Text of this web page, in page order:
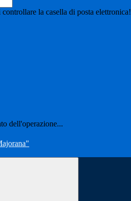
la casella di posta elettronica!
dell'operazione...